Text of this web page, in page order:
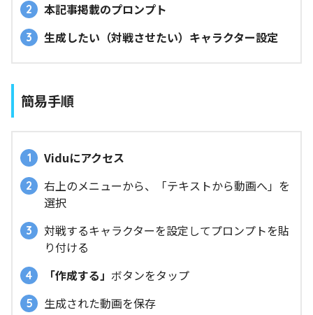
本記事掲載のプロンプト
生成したい（対戦させたい）キャラクター設定
簡易手順
Viduにアクセス
右上のメニューから、「テキストから動画へ」を
選択
対戦するキャラクターを設定してプロンプトを貼
り付ける
「作成する」 ボタンをタップ
生成された動画を保存